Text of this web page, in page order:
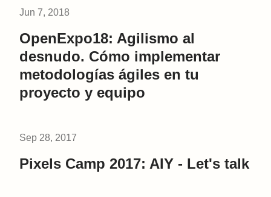
Jun 7, 2018
OpenExpo18: Agilismo al
desnudo. Cómo implementar
metodologías ágiles en tu
proyecto y equipo
Sep 28, 2017
Pixels Camp 2017: AIY - Let's talk